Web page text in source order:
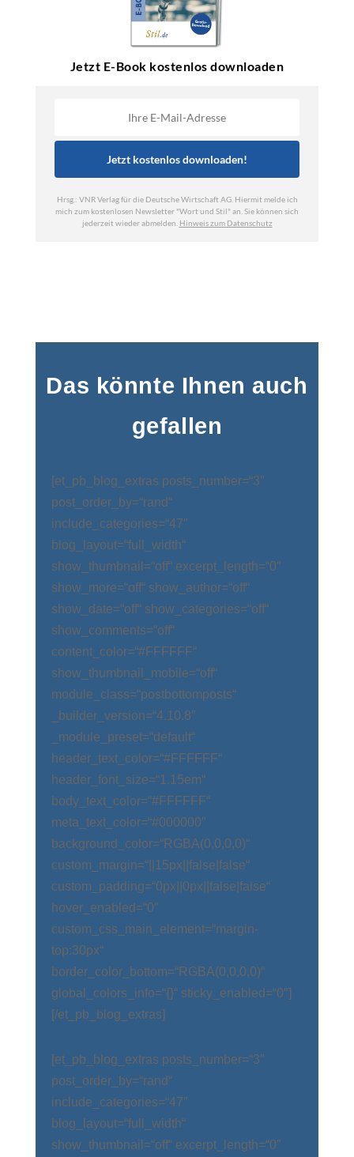
Das könnte Ihnen auch
gefallen
[et_pb_blog_extras posts_number=“3″
post_order_by=“rand“
include_categories=“47″
blog_layout=“full_width“
show_thumbnail=“off“ excerpt_length=“0″
show_more=“off“ show_author=“off“
show_date=“off“ show_categories=“off“
show_comments=“off“
content_color=“#FFFFFF“
show_thumbnail_mobile=“off“
module_class=“postbottomposts“
_builder_version=“4.10.8″
_module_preset=“default“
header_text_color=“#FFFFFF“
header_font_size=“1.15em“
body_text_color=“#FFFFFF“
meta_text_color=“#000000″
background_color=“RGBA(0,0,0,0)“
custom_margin=“||15px||false|false“
custom_padding=“0px||0px||false|false“
hover_enabled=“0″
custom_css_main_element=“margin-
top:30px“
border_color_bottom=“RGBA(0,0,0,0)“
global_colors_info=“{}“ sticky_enabled=“0″]
[/et_pb_blog_extras]
[et_pb_blog_extras posts_number=“3″
post_order_by=“rand“
include_categories=“47″
blog_layout=“full_width“
show_thumbnail=“off“ excerpt_length=“0″